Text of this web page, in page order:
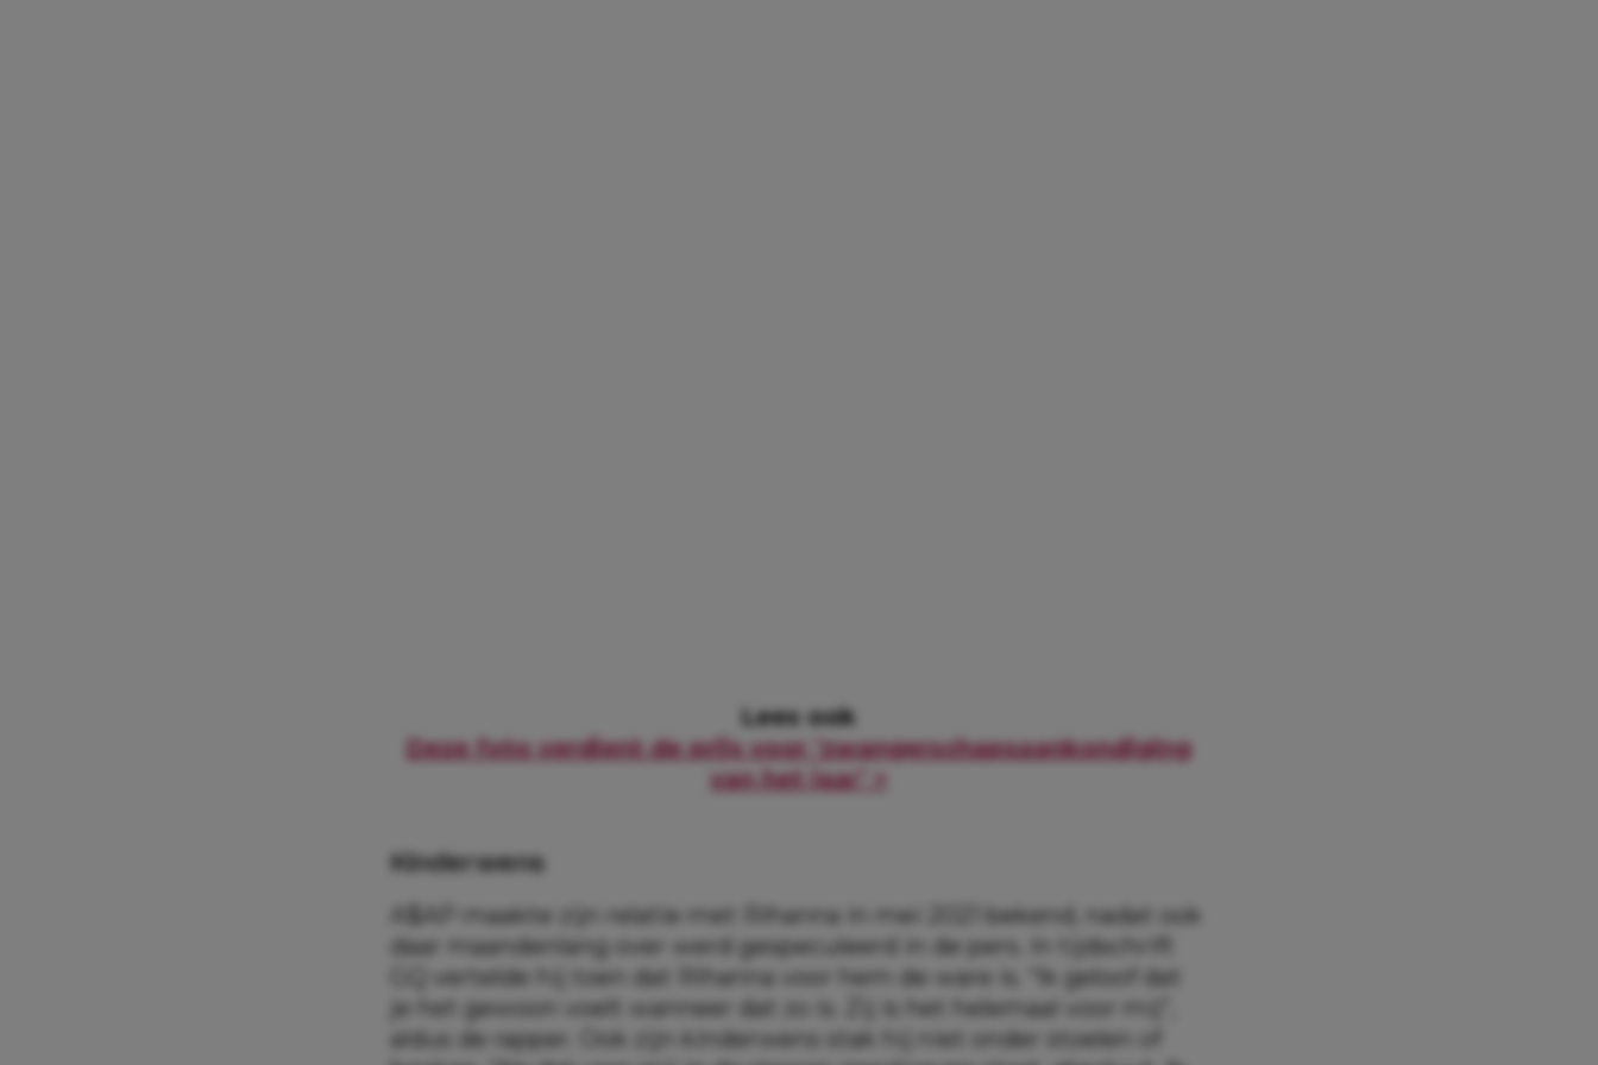
Lees ook
Deze foto verdient de prijs voor ‘zwangerschapsaankondiging
van het jaar’ >
Kinderwens
A$AP maakte zijn relatie met Rihanna in mei 2021 bekend, nadat ook
daar maandenlang over werd gespeculeerd in de pers. In tijdschrift
GQ vertelde hij toen dat Rihanna voor hem de ware is. “Ik geloof dat
je het gewoon voelt wanneer dat zo is. Zij is het helemaal voor mij”,
aldus de rapper. Ook zijn kinderwens stak hij niet onder stoelen of